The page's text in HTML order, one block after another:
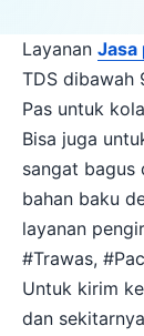
Layanan Jasa
TDS dibawah
Pas untuk
Bisa juga
sangat bagus
bahan baku
layanan
#Trawas,
Untuk kirim
dan